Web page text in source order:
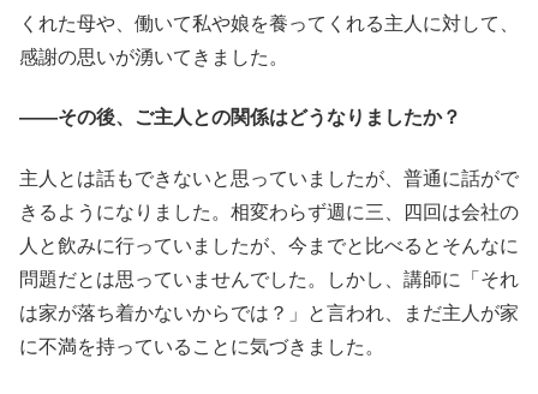
くれた母や、働いて私や娘を養ってくれる主人に対して、
感謝の思いが湧いてきました。
――その後、ご主人との関係はどうなりましたか？
主人とは話もできないと思っていましたが、普通に話がで
きるようになりました。相変わらず週に三、四回は会社の
人と飲みに行っていましたが、今までと比べるとそんなに
問題だとは思っていませんでした。しかし、講師に「それ
は家が落ち着かないからでは？」と言われ、まだ主人が家
に不満を持っていることに気づきました。